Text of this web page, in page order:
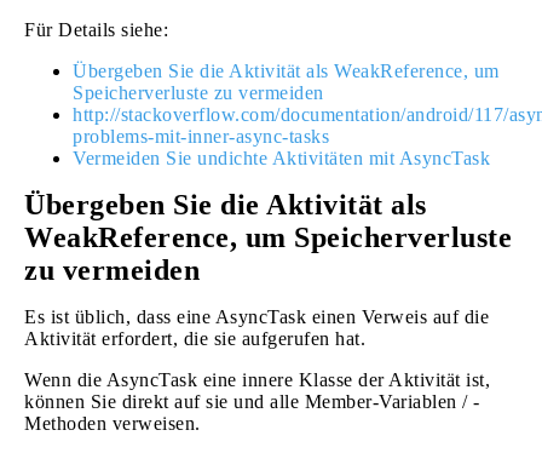
Für Details siehe:
Übergeben Sie die Aktivität als WeakReference, um
Speicherverluste zu vermeiden
http://stackoverflow.com/documentation/android/117/
problems-mit-inner-async-tasks
Vermeiden Sie undichte Aktivitäten mit AsyncTask
Übergeben Sie die Aktivität als
WeakReference, um Speicherverluste
zu vermeiden
Es ist üblich, dass eine AsyncTask einen Verweis auf die
Aktivität erfordert, die sie aufgerufen hat.
Wenn die AsyncTask eine innere Klasse der Aktivität ist,
können Sie direkt auf sie und alle Member-Variablen / -
Methoden verweisen.